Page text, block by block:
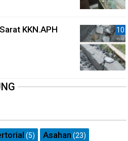
KKN.APH
(5) Asahan (23)